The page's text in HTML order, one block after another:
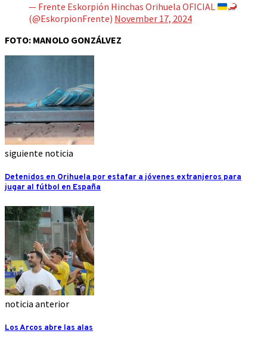
— Frente Eskorpión Hinchas Orihuela OFICIAL
🦂
(@EskorpionFrente) November 17, 2024
FOTO: MANOLO GONZÁLVEZ
siguiente noticia
Detenidos en Orihuela por estafar a jóvenes extranjeros para
jugar al fútbol en España
noticia anterior
Los Arcos abre las alas